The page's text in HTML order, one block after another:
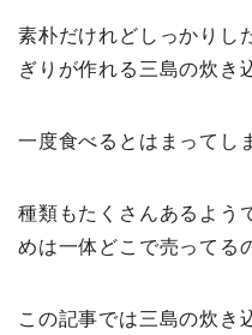
素朴だけれどしっかりし
ぎりが作れる三島の炊き
一度食べるとはまってし
種類もたくさんあるよう
めは一体どこで売ってる
この記事では三島の炊き